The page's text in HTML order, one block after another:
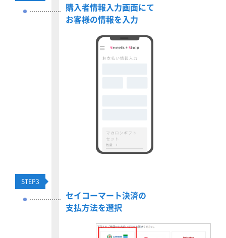
購入者情報入力画面にて
お客様の情報を入力
STEP3
セイコーマート決済の
支払方法を選択